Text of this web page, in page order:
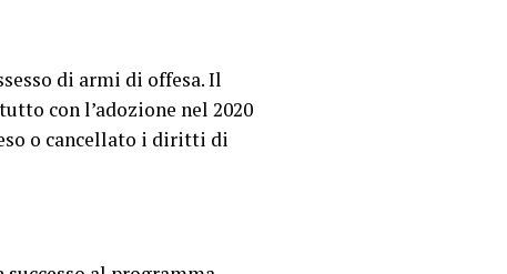
di armi di offesa. Il
con l’adozione nel 2020
o cancellato i diritti di